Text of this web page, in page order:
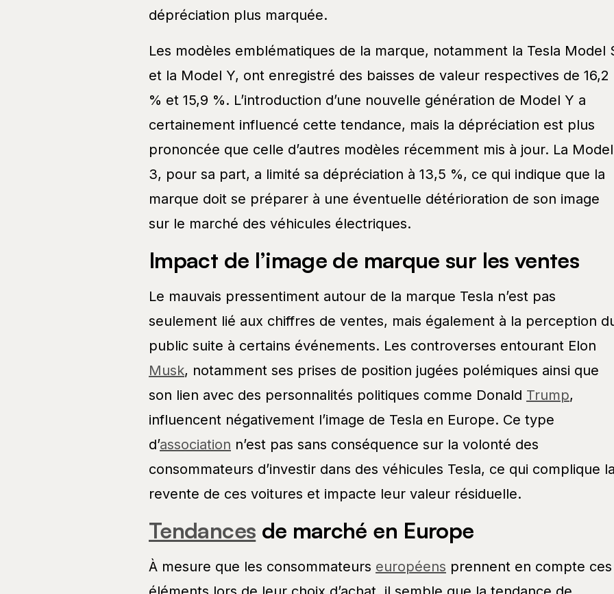
dépréciation plus marquée.
Les modèles emblématiques de la marque, notamment la Tesla Model
et la Model Y, ont enregistré des baisses de valeur respectives de 16,2
% et 15,9 %. L’introduction d’une nouvelle génération de Model Y a
certainement influencé cette tendance, mais la dépréciation est plus
prononcée que celle d’autres modèles récemment mis à jour. La Model
3, pour sa part, a limité sa dépréciation à 13,5 %, ce qui indique que la
marque doit se préparer à une éventuelle détérioration de son image
sur le marché des véhicules électriques.
Impact de l’image de marque sur les ventes
Le mauvais pressentiment autour de la marque Tesla n’est pas
seulement lié aux chiffres de ventes, mais également à la perception
public suite à certains événements. Les controverses entourant Elon
Musk, notamment ses prises de position jugées polémiques ainsi que
son lien avec des personnalités politiques comme Donald Trump,
influencent négativement l’image de Tesla en Europe. Ce type
d’association n’est pas sans conséquence sur la volonté des
consommateurs d’investir dans des véhicules Tesla, ce qui complique
revente de ces voitures et impacte leur valeur résiduelle.
Tendances de marché en Europe
À mesure que les consommateurs européens prennent en compte ces